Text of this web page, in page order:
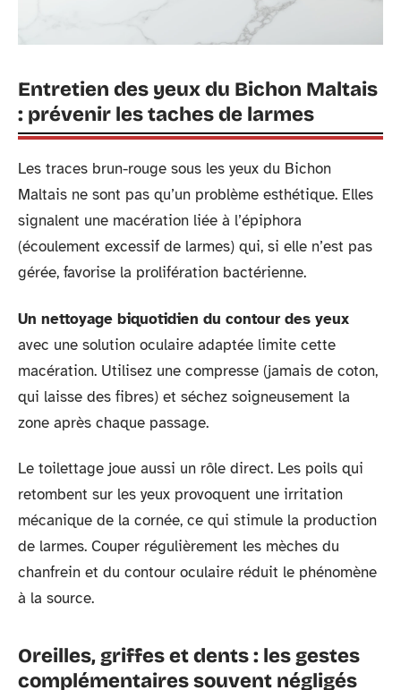
Entretien des yeux du Bichon Maltais
: prévenir les taches de larmes
Les traces brun-rouge sous les yeux du Bichon
Maltais ne sont pas qu’un problème esthétique. Elles
signalent une macération liée à l’épiphora
(écoulement excessif de larmes) qui, si elle n’est pas
gérée, favorise la prolifération bactérienne.
Un nettoyage biquotidien du contour des yeux
avec une solution oculaire adaptée limite cette
macération. Utilisez une compresse (jamais de coton,
qui laisse des fibres) et séchez soigneusement la
zone après chaque passage.
Le toilettage joue aussi un rôle direct. Les poils qui
retombent sur les yeux provoquent une irritation
mécanique de la cornée, ce qui stimule la production
de larmes. Couper régulièrement les mèches du
chanfrein et du contour oculaire réduit le phénomène
à la source.
Oreilles, griffes et dents : les gestes
complémentaires souvent négligés